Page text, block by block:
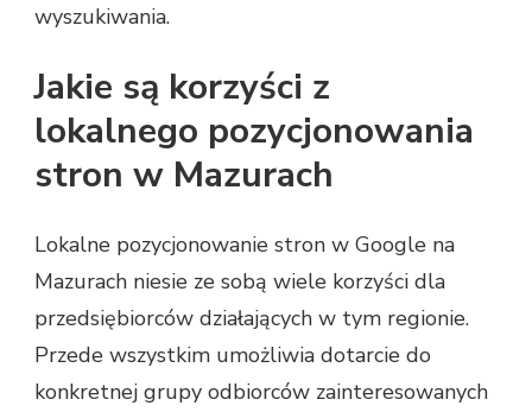
wyszukiwania.
Jakie są korzyści z
lokalnego pozycjonowania
stron w Mazurach
Lokalne pozycjonowanie stron w Google na
Mazurach niesie ze sobą wiele korzyści dla
przedsiębiorców działających w tym regionie.
Przede wszystkim umożliwia dotarcie do
konkretnej grupy odbiorców zainteresowanych